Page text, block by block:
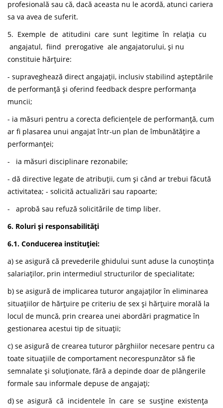
profesională sau că, dacă aceasta nu le acordă, atunci cariera
sa va avea de suferit.
5. Exemple de atitudini care sunt legitime în relația cu
angajatul, fiind prerogative ale angajatorului, și nu
constituie hărțuire:
- supraveghează direct angajații, inclusiv stabilind așteptările
de performanță și oferind feedback despre performanța
muncii;
- ia măsuri pentru a corecta deficiențele de performanță, cum
ar fi plasarea unui angajat într-un plan de îmbunătățire a
performanței;
- ia măsuri disciplinare rezonabile;
- dă directive legate de atribuții, cum și când ar trebui făcută
activitatea; - solicită actualizări sau rapoarte;
- aprobă sau refuză solicitările de timp liber.
6. Roluri și responsabilități
6.1. Conducerea instituției:
a) se asigură că prevederile ghidului sunt aduse la cunoștința
salariaților, prin intermediul structurilor de specialitate;
b) se asigură de implicarea tuturor angajaților în eliminarea
situațiilor de hărțuire pe criteriu de sex și hărțuire morală la
locul de muncă, prin crearea unei abordări pragmatice în
gestionarea acestui tip de situații;
c) se asigură de crearea tuturor pârghiilor necesare pentru ca
toate situațiile de comportament necorespunzător să fie
semnalate și soluționate, fără a depinde doar de plângerile
formale sau informale depuse de angajați;
d) se asigură că incidentele în care se susține existența